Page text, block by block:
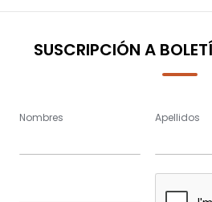
SUSCRIPCIÓN A
Nombres Apellidos